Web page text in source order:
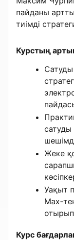
пайданы
тиімді
Курстың
Сатуды
Жеке
Уақыт
Max-
Курс